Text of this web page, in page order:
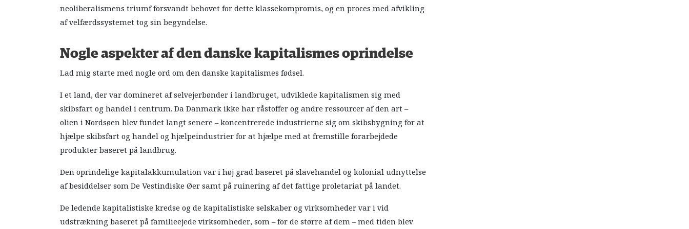
neoliberalismens triumf forsvandt behovet for dette klassekompromis, og en proces med afvikling
af velfærdssystemet tog sin begyndelse.
Nogle aspekter af den danske kapitalismes oprindelse
Lad mig starte med nogle ord om den danske kapitalismes fødsel.
I et land, der var domineret af selvejerbønder i landbruget, udviklede kapitalismen sig med
skibsfart og handel i centrum. Da Danmark ikke har råstoffer og andre ressourcer af den art –
olien i Nordsøen blev fundet langt senere – koncentrerede industrierne sig om skibsbygning for at
hjælpe skibsfart og handel og hjælpeindustrier for at hjælpe med at fremstille forarbejdede
produkter baseret på landbrug.
Den oprindelige kapitalakkumulation var i høj grad baseret på slavehandel og kolonial udnyttelse
af besiddelser som De Vestindiske Øer samt på ruinering af det fattige proletariat på landet.
De ledende kapitalistiske kredse og de kapitalistiske selskaber og virksomheder var i vid
udstrækning baseret på familieejede virksomheder, som – for de større af dem – med tiden blev